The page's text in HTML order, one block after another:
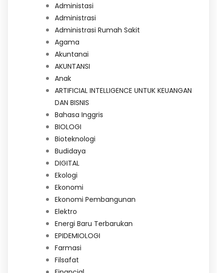
Administasi
Administrasi
Administrasi Rumah Sakit
Agama
Akuntanai
AKUNTANSI
Anak
ARTIFICIAL INTELLIGENCE UNTUK KEUANGAN
DAN BISNIS
Bahasa Inggris
BIOLOGI
Bioteknologi
Budidaya
DIGITAL
Ekologi
Ekonomi
Ekonomi Pembangunan
Elektro
Energi Baru Terbarukan
EPIDEMIOLOGI
Farmasi
Filsafat